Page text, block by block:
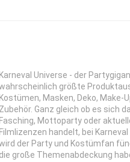
Karneval Universe - der
größte
Kostümen, Masken, Deko, Make-
Zubehör. Ganz gleich ob es sich
Fasching, Mottoparty oder
Filmlizenzen handelt, bei Karneval
der Party und Kostümfan
die große Themenabdeckung